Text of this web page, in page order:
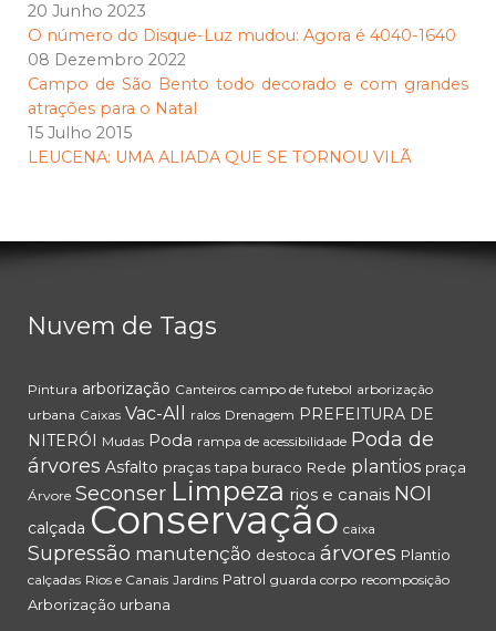
20 Junho 2023
O número do Disque-Luz mudou: Agora é 4040-1640
08 Dezembro 2022
Campo de São Bento todo decorado e com grandes
atrações para o Natal
15 Julho 2015
LEUCENA: UMA ALIADA QUE SE TORNOU VILÃ
Nuvem de Tags
Pintura arborização Canteiros campo de futebol arborização
urbana Caixas Vac-All ralos Drenagem PREFEITURA DE
NITERÓI
Mudas Poda rampa de acessibilidade Poda de
árvores Asfalto praças tapa buraco Rede plantios praça
Árvore Seconser Limpeza rios e canais NOI
calçada Conservação caixa
Supressão manutenção destoca árvores Plantio
calçadas Rios e Canais Jardins Patrol guarda corpo recomposição
Arborização urbana